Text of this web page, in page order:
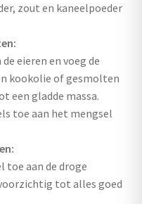
zout en kaneelpoeder
eieren en voeg de
kookolie of gesmolten
een gladde massa.
toe aan het mengsel
toe aan de droge
tot alles goed